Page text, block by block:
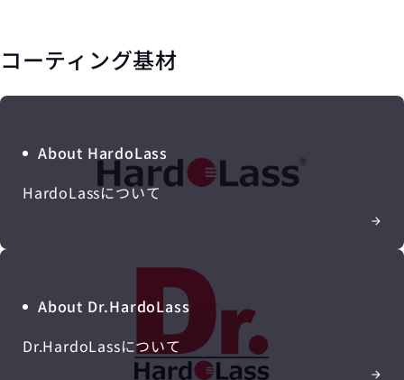
コーティング基材
About HardoLass
HardoLassについて
About Dr.HardoLass
Dr.HardoLassについて